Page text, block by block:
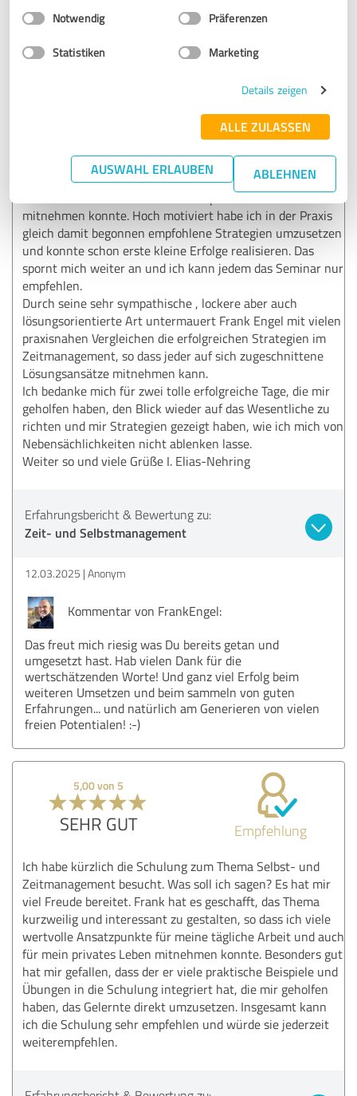
Impressum Datenschutzbestimmungen
Einwilligungsauswahl
Notwendig Präferenzen
Statistiken Marketing
Details zeigen
ALLE ZULASSEN
AUSWAHL ERLAUBEN ABLEHNEN
Erfolg beim erreichen DEINER Ziele! ;-)
Empfehlung
Mir wurde ein sehr gutes Seminar geboten, aus dem ich
viele Anregungen für die Strukturierung meines Alltages
sowohl im beruflichen als auch im privaten Bereich
mitnehmen konnte. Hoch motiviert habe ich in der Praxis
gleich damit begonnen empfohlene Strategien umzusetzen
und konnte schon erste kleine Erfolge realisieren. Das
spornt mich weiter an und ich kann jedem das Seminar nur
empfehlen.
Durch seine sehr sympathische , lockere aber auch
lösungsorientierte Art untermauert Frank Engel mit vielen
praxisnahen Vergleichen die erfolgreichen Strategien im
Zeitmanagement, so dass jeder auf sich zugeschnittene
Lösungsansätze mitnehmen kann.
Ich bedanke mich für zwei tolle erfolgreiche Tage, die mir
geholfen haben, den Blick wieder auf das Wesentliche zu
richten und mir Strategien gezeigt haben, wie ich mich von
Nebensächlichkeiten nicht ablenken lasse.
Weiter so und viele Grüße I. Elias-Nehring
Erfahrungsbericht & Bewertung zu:
Zeit- und Selbstmanagement
12.03.2025 Anonym
Kommentar von FrankEngel:
Das freut mich riesig was Du bereits getan und
umgesetzt hast. Hab vielen Dank für die
wertschätzenden Worte! Und ganz viel Erfolg beim
weiteren Umsetzen und beim sammeln von guten
Erfahrungen... und natürlich am Generieren von vielen
freien Potentialen! :-)
5,00 von 5
SEHR GUT Empfehlung
Ich habe kürzlich die Schulung zum Thema Selbst- und
Zeitmanagement besucht. Was soll ich sagen? Es hat mir
viel Freude bereitet. Frank hat es geschafft, das Thema
kurzweilig und interessant zu gestalten, so dass ich viele
wertvolle Ansatzpunkte für meine tägliche Arbeit und auch
für mein privates Leben mitnehmen konnte. Besonders gut
hat mir gefallen, dass der er viele praktische Beispiele und
Übungen in die Schulung integriert hat, die mir geholfen
haben, das Gelernte direkt umzusetzen. Insgesamt kann
ich die Schulung sehr empfehlen und würde sie jederzeit
weiterempfehlen.